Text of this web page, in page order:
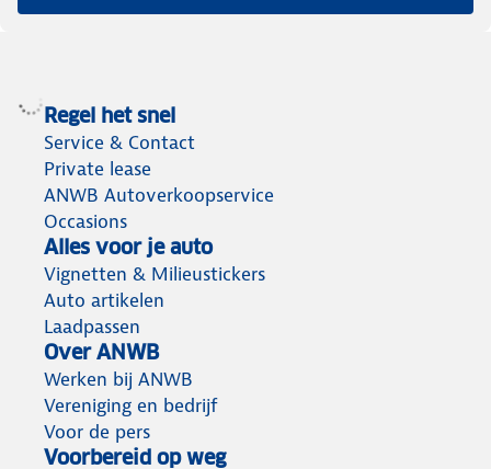
Regel het snel
Service & Contact
Private lease
ANWB Autoverkoopservice
Occasions
Alles voor je auto
Vignetten & Milieustickers
Auto artikelen
Laadpassen
Over ANWB
Werken bij ANWB
Vereniging en bedrijf
Voor de pers
Voorbereid op weg